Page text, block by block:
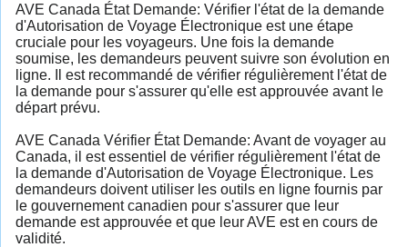
AVE Canada État Demande: Vérifier l'état de la demande
d'Autorisation de Voyage Électronique est une étape
cruciale pour les voyageurs. Une fois la demande
soumise, les demandeurs peuvent suivre son évolution en
ligne. Il est recommandé de vérifier régulièrement l'état de
la demande pour s'assurer qu'elle est approuvée avant le
départ prévu.
AVE Canada Vérifier État Demande: Avant de voyager au
Canada, il est essentiel de vérifier régulièrement l'état de
la demande d'Autorisation de Voyage Électronique. Les
demandeurs doivent utiliser les outils en ligne fournis par
le gouvernement canadien pour s'assurer que leur
demande est approuvée et que leur AVE est en cours de
validité.